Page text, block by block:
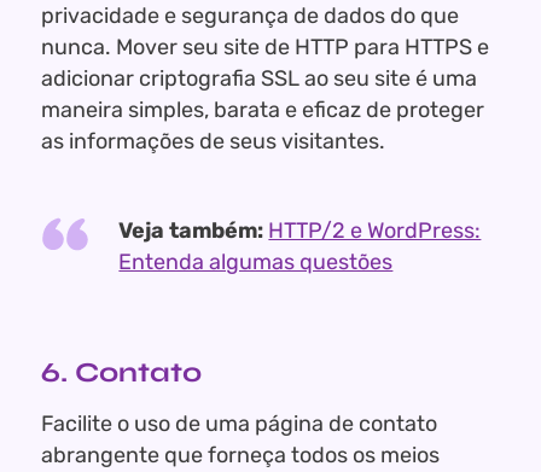
privacidade e segurança de dados do que
nunca. Mover seu site de HTTP para HTTPS e
adicionar criptografia SSL ao seu site é uma
maneira simples, barata e eficaz de proteger
as informações de seus visitantes.
Veja também: HTTP/2 e WordPress:
Entenda algumas questões
6. Contato
Facilite o uso de uma página de contato
abrangente que forneça todos os meios